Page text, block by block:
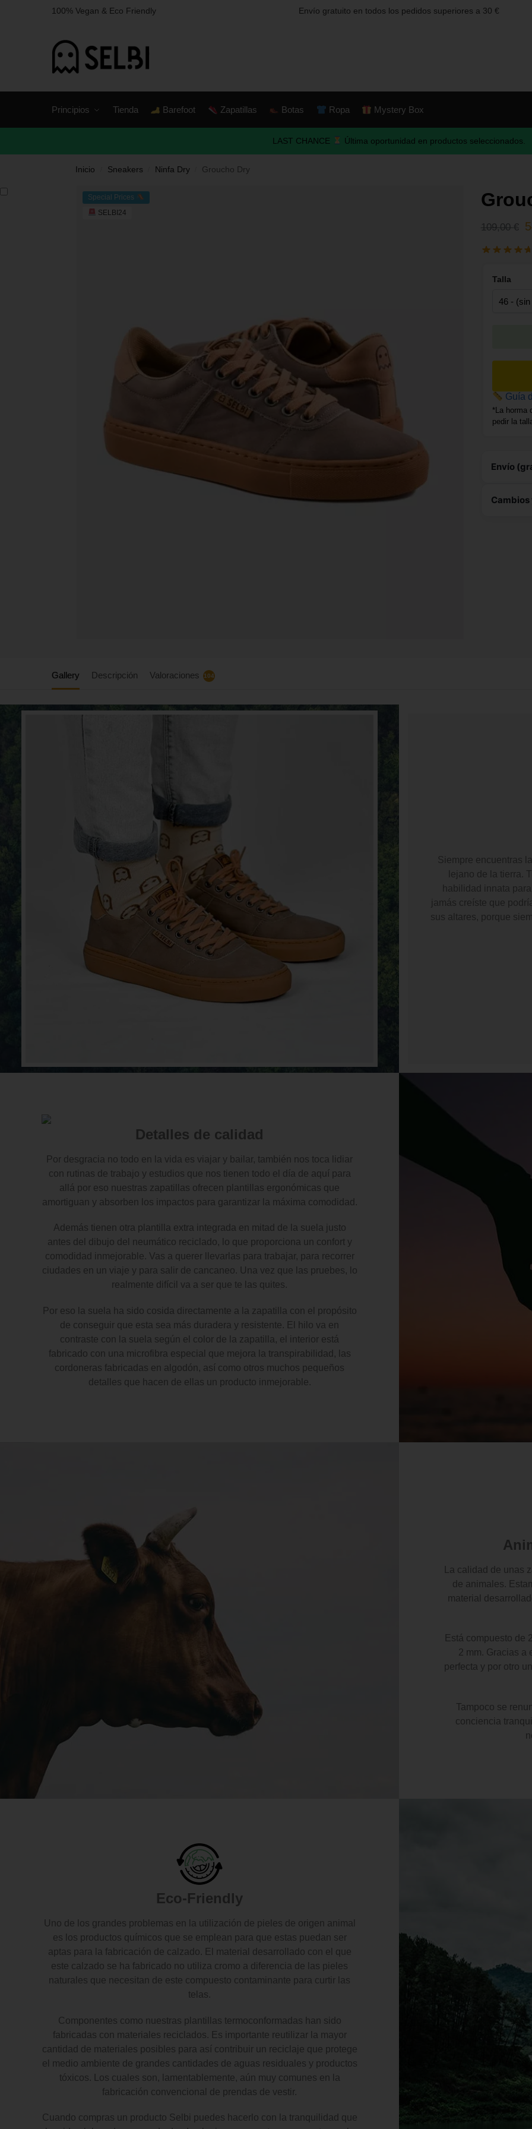
100% Vegan & Eco Friendly Envío gratuito en todos los pedidos superiores a 30 €
Principios Tienda Barefoot Zapatillas Botas Ropa Mystery Box
LAST CHANCE Última oportunidad en productos seleccionados.
Inicio Sneakers Ninfa Dry Groucho Dry
Special Prices
SELBI24
109,00€
Talla
Guía
*La horma
pedir la
Envío
Gallery Descripción Valoraciones 104
Siempre encuentras
lejano de la tierra.
habilidad innata
jamás creíste que
sus altares, porque
Detalles de calidad
Por desgracia no todo en la vida es viajar y bailar, también nos toca lidiar
con rutinas de trabajo y estudios que nos tienen todo el día de aquí para
allá por eso nuestras zapatillas ofrecen plantillas ergonómicas que
amortiguan y absorben los impactos para garantizar la máxima comodidad.
Además tienen otra plantilla extra integrada en mitad de la suela justo
antes del dibujo del neumático reciclado, lo que proporciona un confort y
comodidad inmejorable. Vas a querer llevarlas para trabajar, para recorrer
ciudades en un viaje y para salir de cancaneo. Una vez que las pruebes, lo
realmente difícil va a ser que te las quites.
Por eso la suela ha sido cosida directamente a la zapatilla con el propósito
de conseguir que esta sea más duradera y resistente. El hilo va en
contraste con la suela según el color de la zapatilla, el interior está
fabricado con una microfibra especial que mejora la transpirabilidad, las
cordoneras fabricadas en algodón, así como otros muchos pequeños
detalles que hacen de ellas un producto inmejorable.
La calidad de unas
de animales.
material
Está compuesto de
2 mm. Gracias a
perfecta y por otro
Tampoco se
conciencia
Eco-Friendly
Uno de los grandes problemas en la utilización de pieles de origen animal
es los productos químicos que se emplean para que estas puedan ser
aptas para la fabricación de calzado. El material desarrollado con el que
este calzado se ha fabricado no utiliza cromo a diferencia de las pieles
naturales que necesitan de este compuesto contaminante para curtir las
telas.
Componentes como nuestras plantillas termoconformadas han sido
fabricadas con materiales reciclados. Es importante reutilizar la mayor
cantidad de materiales posibles para así contribuir un reciclaje que protege
el medio ambiente de grandes cantidades de aguas residuales y productos
tóxicos. Los cuales son, lamentablemente, aún muy comunes en la
fabricación convencional de prendas de vestir.
Cuando compras un producto Selbi puedes hacerlo con la tranquilidad que